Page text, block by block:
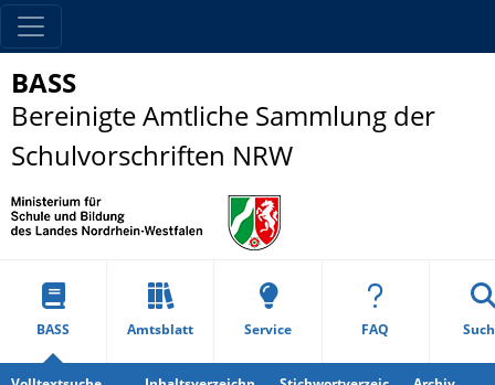
BASS
Bereinigte Amtliche Sammlung der
Schulvorschriften NRW
BASS Amtsblatt Service FAQ